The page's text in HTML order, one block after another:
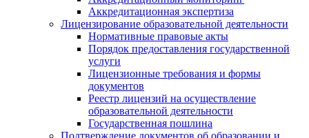
Аккредитационная экспертиза
Лицензирование образовательной деятельности
Нормативные правовые акты
Порядок предоставления государственной
услуги
Лицензионные требования и формы
документов
Реестр лицензий на осуществление
образовательной деятельности
Государственная пошлина
Подтверждение документов об образовании и